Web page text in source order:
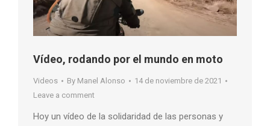
Vídeo, rodando por el mundo en moto
Videos By Manel Alonso
14 de noviembre de 2021
Leave a comment
Hoy un vídeo de la solidaridad de las personas y